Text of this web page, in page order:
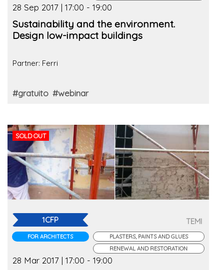
28 Sep 2017 | 17:00 - 19:00
Sustainability and the environment.
Design low-impact buildings
Partner: Ferri
#gratuito #webinar
SOLD OUT
1CFP
FOR ARCHITECTS
TEMI
PLASTERS, PAINTS AND GLUES
RENEWAL AND RESTORATION
28 Mar 2017 | 17:00 - 19:00